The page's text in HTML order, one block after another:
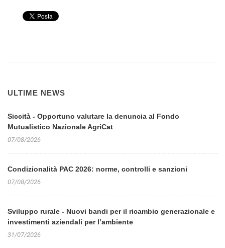
ULTIME NEWS
Siccità - Opportuno valutare la denuncia al Fondo
Mutualistico Nazionale AgriCat
07/08/2026
Condizionalità PAC 2026: norme, controlli e sanzioni
07/08/2026
Sviluppo rurale - Nuovi bandi per il ricambio generazionale e
investimenti aziendali per l’ambiente
31/07/2026